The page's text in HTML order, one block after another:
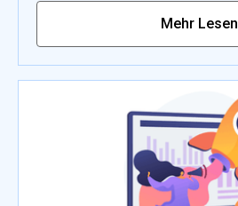
Mehr Lesen